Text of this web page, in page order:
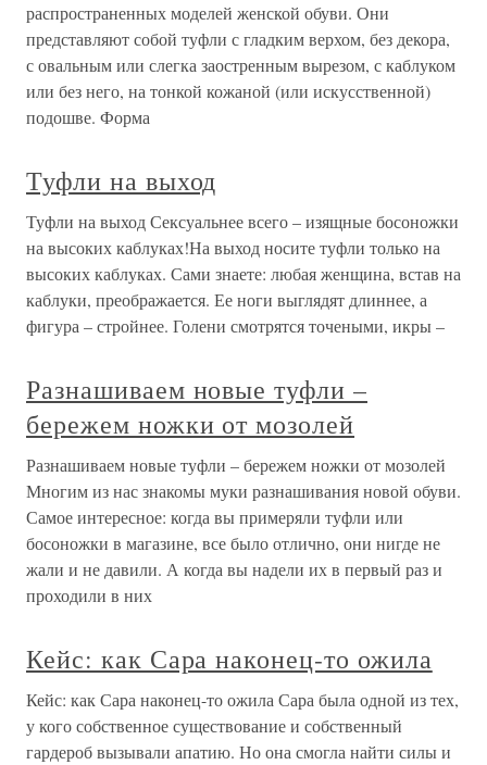
распространенных моделей женской обуви. Они
представляют собой туфли с гладким верхом, без декора,
с овальным или слегка заостренным вырезом, с каблуком
или без него, на тонкой кожаной (или искусственной)
подошве. Форма
Туфли на выход
Туфли на выход Сексуальнее всего – изящные босоножки
на высоких каблуках!На выход носите туфли только на
высоких каблуках. Сами знаете: любая женщина, встав на
каблуки, преображается. Ее ноги выглядят длиннее, а
фигура – стройнее. Голени смотрятся точеными, икры –
Разнашиваем новые туфли –
бережем ножки от мозолей
Разнашиваем новые туфли – бережем ножки от мозолей
Многим из нас знакомы муки разнашивания новой обуви.
Самое интересное: когда вы примеряли туфли или
босоножки в магазине, все было отлично, они нигде не
жали и не давили. А когда вы надели их в первый раз и
проходили в них
Кейс: как Сара наконец-то ожила
Кейс: как Сара наконец-то ожила Сара была одной из тех,
у кого собственное существование и собственный
гардероб вызывали апатию. Но она смогла найти силы и